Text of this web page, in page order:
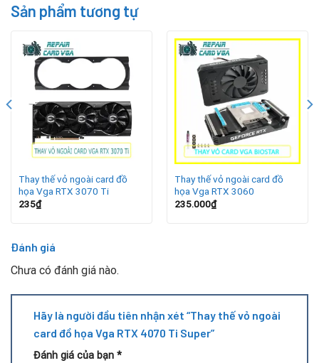
Super
Card VGA RTX 4070 Ti Super được nhiều người ưa chuộng
nhờ thiết kế hiện đại, độ bền cao và khả năng tương thích
tốt với các hệ thống PC hiện đại. Vỏ ngoài theo thời gian có
thể trầy xước, bạc màu hoặc nứt gãy, ảnh hưởng đến thẩm
mỹ và hiệu quả bảo vệ linh kiện bên trong. Thay vỏ ngoài
card VGA RTX 4070 Ti Super giúp khắc phục các vấn đề
này, đảm bảo quạt tản nhiệt hoạt động ổn định và giữ hiệu
năng tối ưu. Nếu card gặp lỗi kỹ thuật, kết hợp thay vỏ với
sửa card màn hình không lên hình sẽ mang lại hiệu quả tối
Sản phẩm tương tự
Thay thế vỏ ngoài card đồ
họa Vga RTX 3070 Ti
235₫
Thay thế vỏ ngoài card đồ
họa Vga RTX 3060
235.000₫
Đánh giá
Chưa có đánh giá nào.
Hãy là người đầu tiên nhận xét “Thay thế vỏ ngoài
card đồ họa Vga RTX 4070 Ti Super”
Đánh giá của bạn *